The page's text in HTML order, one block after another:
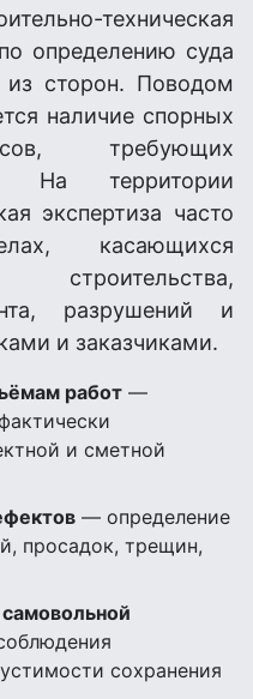
техническая
определению суда
из сторон. Поводом
наличие спорных
требующих
На территории
экспертиза часто
касающихся
разрушений и
и заказчиками.
работ —
и сметной
— определение
просадок, трещин,
сохранения